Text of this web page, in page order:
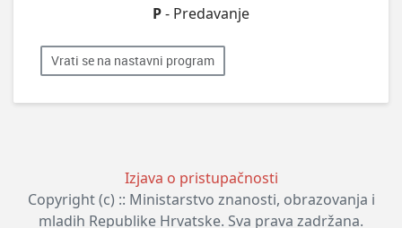
P- Predavanje
Vrati se na nastavni program
Izjava o pristupačnosti
Copyright (c) :: Ministarstvo znanosti, obrazovanja i
mladih Republike Hrvatske. Sva prava zadržana.